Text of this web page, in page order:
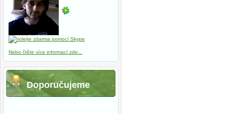
Nebo čtěte více informací zde...
Doporučujeme